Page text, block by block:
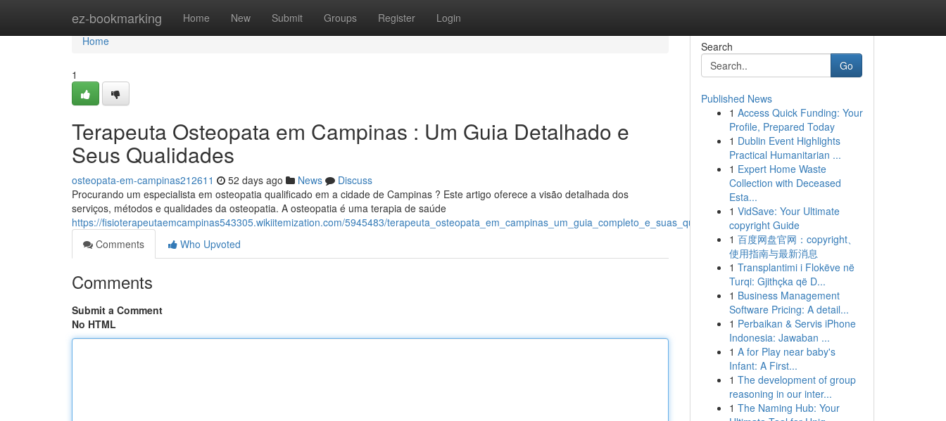
ez-bookmarking Home New Submit Groups Register Login
Home
Home
1
Terapeuta Osteopata em Campinas : Um Guia Detalhado e
Seus Qualidades
osteopata-em-campinas212611 52 days ago News
Discuss
Procurando um especialista em osteopatia qualificado em a cidade de Campinas ? Este artigo oferece a visão detalhada dos
serviços, métodos e qualidades da osteopatia. A osteopatia é uma terapia de saúde
https://fisioterapeutaemcampinas543305.wikiitemization.com/5945483/terapeuta_osteopata_em_campinas_um_guia_completo_e_suas_qualidades
Comments
Who Upvoted
Comments
Submit a Comment
No HTML
Search
Go
Published News
1 Access Quick Funding: Your
Profile, Prepared Today
1 Dublin Event Highlights
Practical Humanitarian ...
1 Expert Home Waste
Collection with Deceased
Esta...
1 VidSave: Your Ultimate
copyright Guide
1 百度网盘官网：copyright、
使用指南与最新消息
1 Transplantimi i Flokëve në
Turqi: Gjithçka që D...
1 Business Management
Software Pricing: A detail...
1 Perbaikan & Servis iPhone
Indonesia: Jawaban ...
1 A for Play near baby's
Infant: A First...
1 The development of group
reasoning in our inter...
1 The Naming Hub: Your